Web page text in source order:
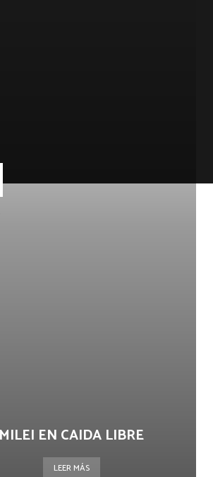
MILEI EN CAIDA LIBRE
LEER MÁS